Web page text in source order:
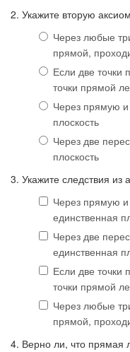
2. Укажите вторую
Через любые
прямой,
Если две точки
точки прямой
Через прямую
плоскость
Через две
плоскость
3. Укажите следствия из
Через прямую
единственная
Через две
единственная
Если две точки
точки прямой
Через любые
прямой,
4. Верно ли, что прямая